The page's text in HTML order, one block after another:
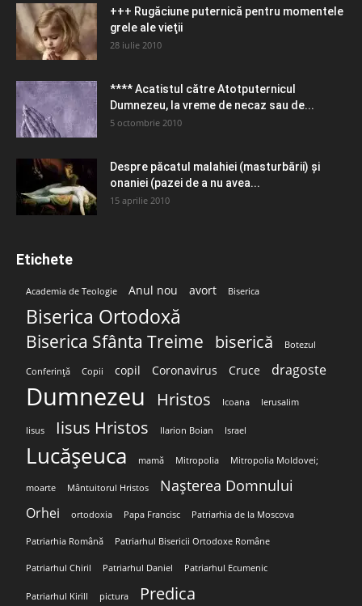
+++ Rugăciune puternică pentru momentele
grele ale vieţii
28 iulie 2010
**** Acatistul către Atotputernicul
Dumnezeu, la vreme de necaz sau de...
5 octombrie 2010
Despre păcatul malahiei (masturbării) şi
onaniei (pazei de a nu avea...
15 aprilie 2010
Etichete
Academia de Teologie Anul nou avort Biserica
Biserica Ortodoxă
Biserica Sfânta Treime biserică Botezul
Conferință Copii copil Coronavirus Cruce dragoste
Dumnezeu Hristos Icoana Ierusalim
Iisus Iisus Hristos Ilarion Boian Israel
Lucășeuca mamă Mitropolia Mitropolia Moldovei;
moarte Mântuitorul Hristos Nașterea Domnului
Orhei ortodoxia Papa Francisc Patriarhia de la Moscova
Patriarhia Română Patriarhul Bisericii Ortodoxe Române
Patriarhul Chiril Patriarhul Daniel Patriarhul Ecumenic
Patriarhul Kirill pictura Predica